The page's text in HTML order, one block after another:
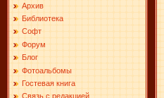
Архив
Библиотека
Софт
Форум
Блог
Фотоальбомы
Гостевая книга
Связь с редакцией